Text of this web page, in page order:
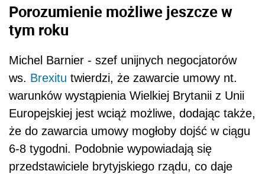
Porozumienie możliwe jeszcze w
tym roku
Michel Barnier - szef unijnych negocjatorów
ws. Brexitu twierdzi, że zawarcie umowy nt.
warunków wystąpienia Wielkiej Brytanii z Unii
Europejskiej jest wciąż możliwe, dodając także,
że do zawarcia umowy mogłoby dojść w ciągu
6-8 tygodni. Podobnie wypowiadają się
przedstawiciele brytyjskiego rządu, co daje